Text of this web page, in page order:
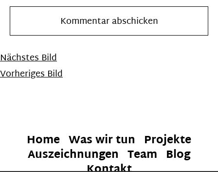
Nächstes Bild
Vorheriges Bild
Home Was wir tun Projekte
Auszeichnungen Team Blog